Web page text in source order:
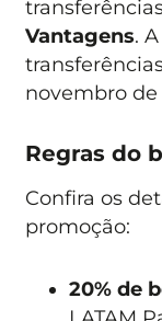
Vantagens.
novembro de
Regras do
Confira os
promoção:
20% de